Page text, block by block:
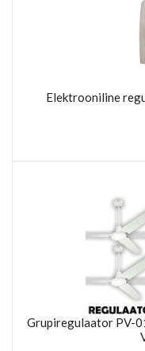
Elektrooniline
Grupiregulaator PV-